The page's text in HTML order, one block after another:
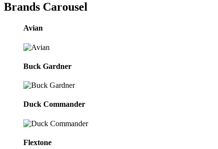
Brands Carousel
Avian
Buck Gardner
Duck Commander
Flextone